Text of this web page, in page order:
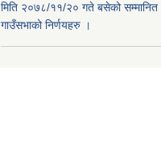
मिति २०७८/११/२० गते बसेको
गाउँसभाको निर्णयहरु ।